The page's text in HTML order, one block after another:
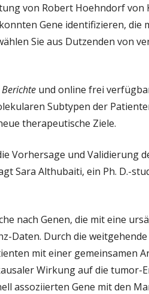
von Robert Hoehndorf von
Gene identifizieren, die
Sie aus Dutzenden von
und online frei
Subtypen der
therapeutische Ziele.
Vorhersage und Validierung
Sara Althubaiti, ein Ph. D.-
nach Genen, die mit eine
Daten. Durch die weitgehende
mit einer gemeinsamen
Wirkung auf die tumor-
assoziierten Gene mit den